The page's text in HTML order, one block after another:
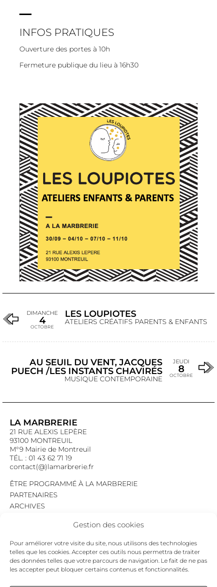
Gestion des cookies
Pour améliorer votre visite du site, nous utilisons des technologies
telles que les cookies. Accepter ces outils nous permettra de traiter
des données telles que votre parcours de navigation. Le fait de ne pas
les accepter peut bloquer certains contenus et fonctionnalités.
INFOS PRATIQUES
Ouverture des portes à 10h
Fermeture publique du lieu à 16h30
DIMANCHE
4
OCTOBRE
LES LOUPIOTES
ATELIERS CRÉATIFS PARENTS & ENFANTS
AU SEUIL DU VENT, JACQUES
PUECH /LES INSTANTS CHAVIRÉS
MUSIQUE CONTEMPORAINE
JEUDI
8
OCTOBRE
LA MARBRERIE
21 RUE ALEXIS LEPÈRE
93100 MONTREUIL
M°9 Mairie de Montreuil
TÉL. : 01 43 62 71 19
contact(@)lamarbrerie.fr
ÊTRE PROGRAMMÉ À LA MARBRERIE
PARTENAIRES
ARCHIVES
MENTIONS LÉGALES
POLITIQUE DE CONFIDENTIALITÉ
COOKIES
NEWSLETTER